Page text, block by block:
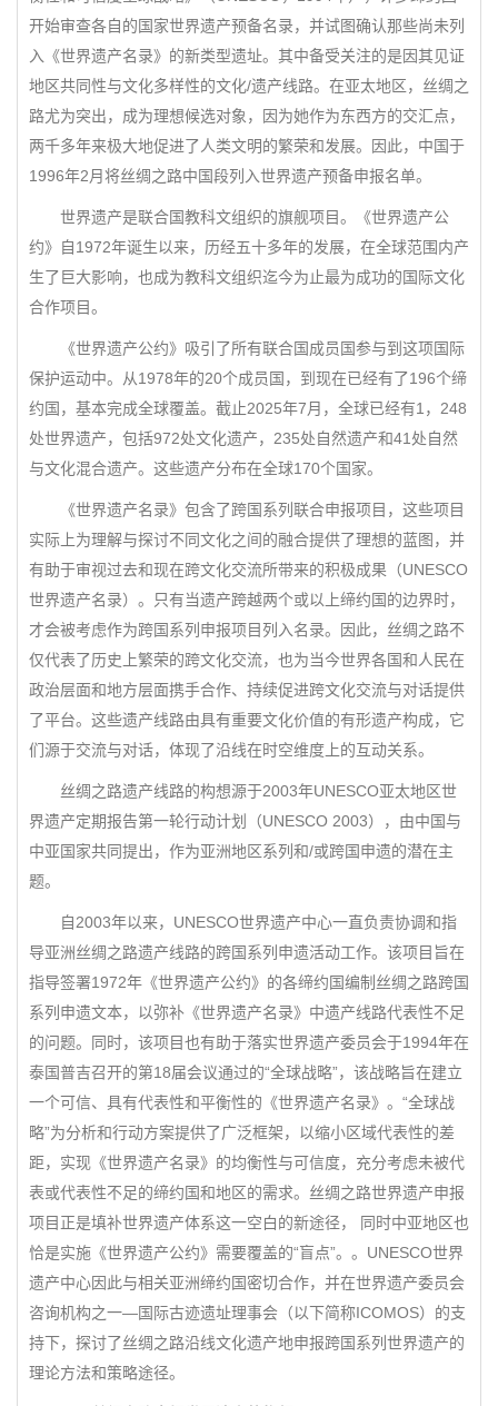
开始审查各自的国家世界遗产预备名录，并试图确认那些尚未列
入《世界遗产名录》的新类型遗址。其中备受关注的是因其见证
地区共同性与文化多样性的文化/遗产线路。在亚太地区，丝绸之
路尤为突出，成为理想候选对象，因为她作为东西方的交汇点，
两千多年来极大地促进了人类文明的繁荣和发展。因此，中国于
1996年2月将丝绸之路中国段列入世界遗产预备申报名单。
世界遗产是联合国教科文组织的旗舰项目。《世界遗产公
约》自1972年诞生以来，历经五十多年的发展，在全球范围内产
生了巨大影响，也成为教科文组织迄今为止最为成功的国际文化
合作项目。
《世界遗产公约》吸引了所有联合国成员国参与到这项国际
保护运动中。从1978年的20个成员国，到现在已经有了196个缔
约国，基本完成全球覆盖。截止2025年7月，全球已经有1，248
处世界遗产，包括972处文化遗产，235处自然遗产和41处自然
与文化混合遗产。这些遗产分布在全球170个国家。
《世界遗产名录》包含了跨国系列联合申报项目，这些项目
实际上为理解与探讨不同文化之间的融合提供了理想的蓝图，并
有助于审视过去和现在跨文化交流所带来的积极成果（UNESCO
世界遗产名录）。只有当遗产跨越两个或以上缔约国的边界时，
才会被考虑作为跨国系列申报项目列入名录。因此，丝绸之路不
仅代表了历史上繁荣的跨文化交流，也为当今世界各国和人民在
政治层面和地方层面携手合作、持续促进跨文化交流与对话提供
了平台。这些遗产线路由具有重要文化价值的有形遗产构成，它
们源于交流与对话，体现了沿线在时空维度上的互动关系。
丝绸之路遗产线路的构想源于2003年UNESCO亚太地区世
界遗产定期报告第一轮行动计划（UNESCO 2003），由中国与
中亚国家共同提出，作为亚洲地区系列和/或跨国申遗的潜在主
题。
自2003年以来，UNESCO世界遗产中心一直负责协调和指
导亚洲丝绸之路遗产线路的跨国系列申遗活动工作。该项目旨在
指导签署1972年《世界遗产公约》的各缔约国编制丝绸之路跨国
系列申遗文本，以弥补《世界遗产名录》中遗产线路代表性不足
的问题。同时，该项目也有助于落实世界遗产委员会于1994年在
泰国普吉召开的第18届会议通过的“全球战略”，该战略旨在建立
一个可信、具有代表性和平衡性的《世界遗产名录》。“全球战
略”为分析和行动方案提供了广泛框架，以缩小区域代表性的差
距，实现《世界遗产名录》的均衡性与可信度，充分考虑未被代
表或代表性不足的缔约国和地区的需求。丝绸之路世界遗产申报
项目正是填补世界遗产体系这一空白的新途径， 同时中亚地区也
恰是实施《世界遗产公约》需要覆盖的“盲点”。。UNESCO世界
遗产中心因此与相关亚洲缔约国密切合作，并在世界遗产委员会
咨询机构之一—国际古迹遗址理事会（以下简称ICOMOS）的支
持下，探讨了丝绸之路沿线文化遗产地申报跨国系列世界遗产的
理论方法和策略途径。